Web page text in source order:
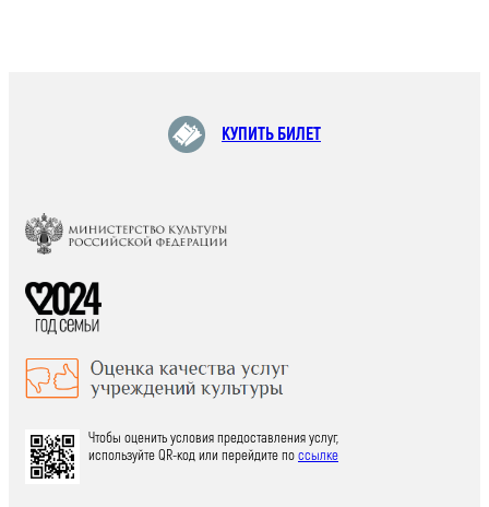
КУПИТЬ БИЛЕТ
Чтобы оценить условия предоставления услуг,
используйте QR-код или перейдите поссылке